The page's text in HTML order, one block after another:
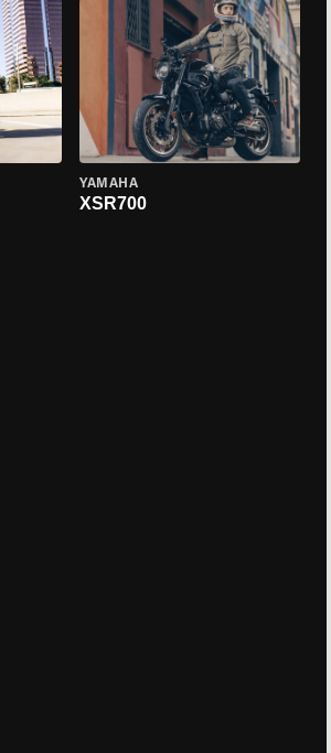
YAMAHA
XSR700